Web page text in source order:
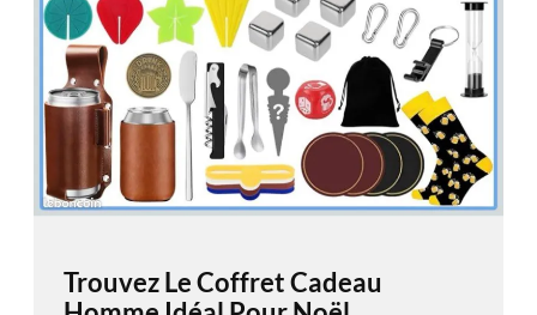
Trouvez Le Coffret Cadeau